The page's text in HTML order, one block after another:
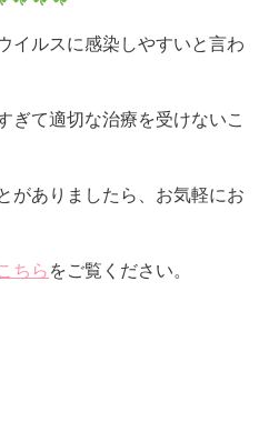
イルスに感染しやすいと言わ
ぎて適切な治療を受けないこ
がありましたら、お気軽にお
ちら をご覧ください。